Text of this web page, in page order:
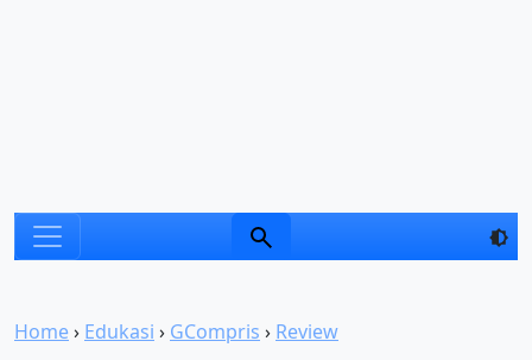
Home› Edukasi › GCompris › Review